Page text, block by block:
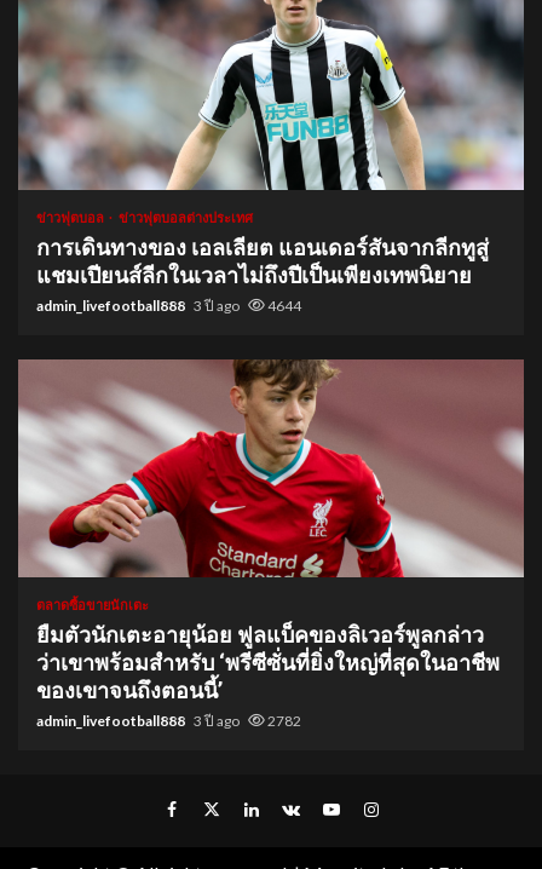
1 min read
ข่าวฟุตบอล ข่าวฟุตบอลต่างประเทศ
การเดินทางของ เอลเลียต แอนเดอร์สันจากลีกทูสู่
แชมเปียนส์ลีกในเวลาไม่ถึงปีเป็นเพียงเทพนิยาย
admin_livefootball888 3 ปี ago 4644
1 min read
ตลาดซื้อขายนักเตะ
ยืมตัวนักเตะอายุน้อย ฟูลแบ็คของลิเวอร์พูลกล่าว
ว่าเขาพร้อมสำหรับ ‘พรีซีซั่นที่ยิ่งใหญ่ที่สุดในอาชีพ
ของเขาจนถึงตอนนี้’
admin_livefootball888 3 ปี ago 2782
Facebook
TwitterLinkedin
VK YoutubeInstagram